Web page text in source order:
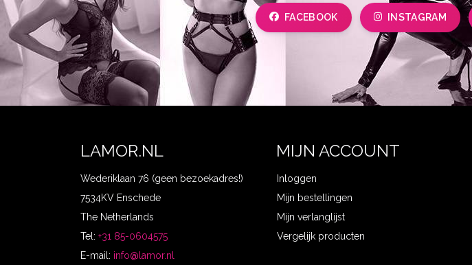
FACEBOOK INSTAGRAM
LAMOR.NL
Wederiklaan 76 (geen bezoekadres!)
7534KV Enschede
The Netherlands
Tel: +31 85-0604575
E-mail: info@lamor.nl
MIJN ACCOUNT
Inloggen
Mijn bestellingen
Mijn verlanglijst
Vergelijk producten